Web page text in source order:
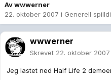
Avwwwerner
22. oktober 2007 i Generell
wwwerner
Skrevet 22. oktober 2007
Jeg lastet ned Half Life 2